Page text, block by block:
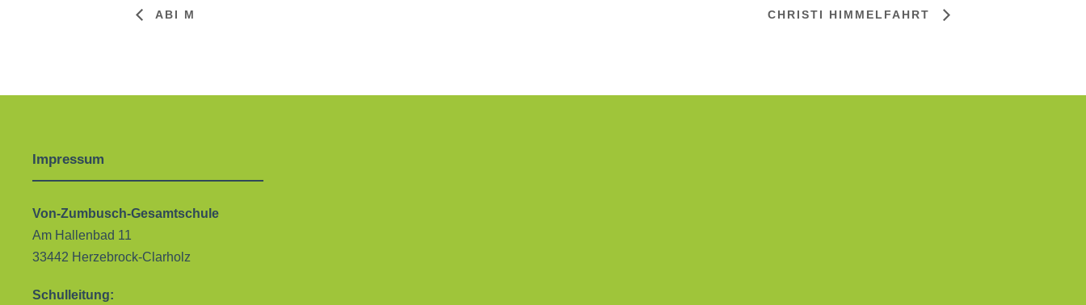
ABI M CHRISTI HIMMELFAHRT
Impressum
Von-Zumbusch-Gesamtschule
Am Hallenbad 11
33442 Herzebrock-Clarholz
Schulleitung: